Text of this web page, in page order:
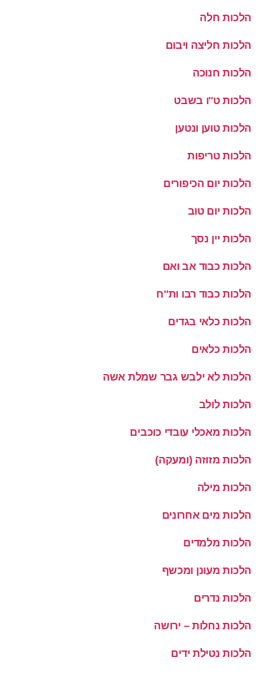
הלכות חלה
הלכות חליצה ויבום
הלכות חנוכה
הלכות ט''ו בשבט
הלכות טוען ונטען
הלכות טריפות
הלכות יום הכיפורים
הלכות יום טוב
הלכות יין נסך
הלכות כבוד אב ואם
הלכות כבוד רבו ות''ח
הלכות כלאי בגדים
הלכות כלאים
הלכות לא ילבש גבר שמלת אשה
הלכות לולב
הלכות מאכלי עובדי כוכבים
הלכות מזוזה (ומעקה)
הלכות מילה
הלכות מים אחרונים
הלכות מלמדים
הלכות מעונן ומכשף
הלכות נדרים
הלכות נחלות – ירושה
הלכות נטילת ידים